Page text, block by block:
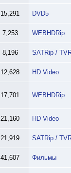
15,291 DVD5
7,253 WEBHDRip
8,196 SATRip /
12,628 HD Video
17,701 WEBHDRip
21,160 HD Video
21,919 SATRip /
41,607 Фильмы